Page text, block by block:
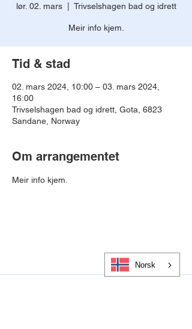
lør. 02. mars
  |
Trivselshagen bad og idrett
Meir info kjem.
Tid & stad
02. mars 2024, 10:00 – 03. mars 2024,
16:00
Trivselshagen bad og idrett, Gota, 6823
Sandane, Norway
Om arrangementet
Meir info kjem.
Norsk